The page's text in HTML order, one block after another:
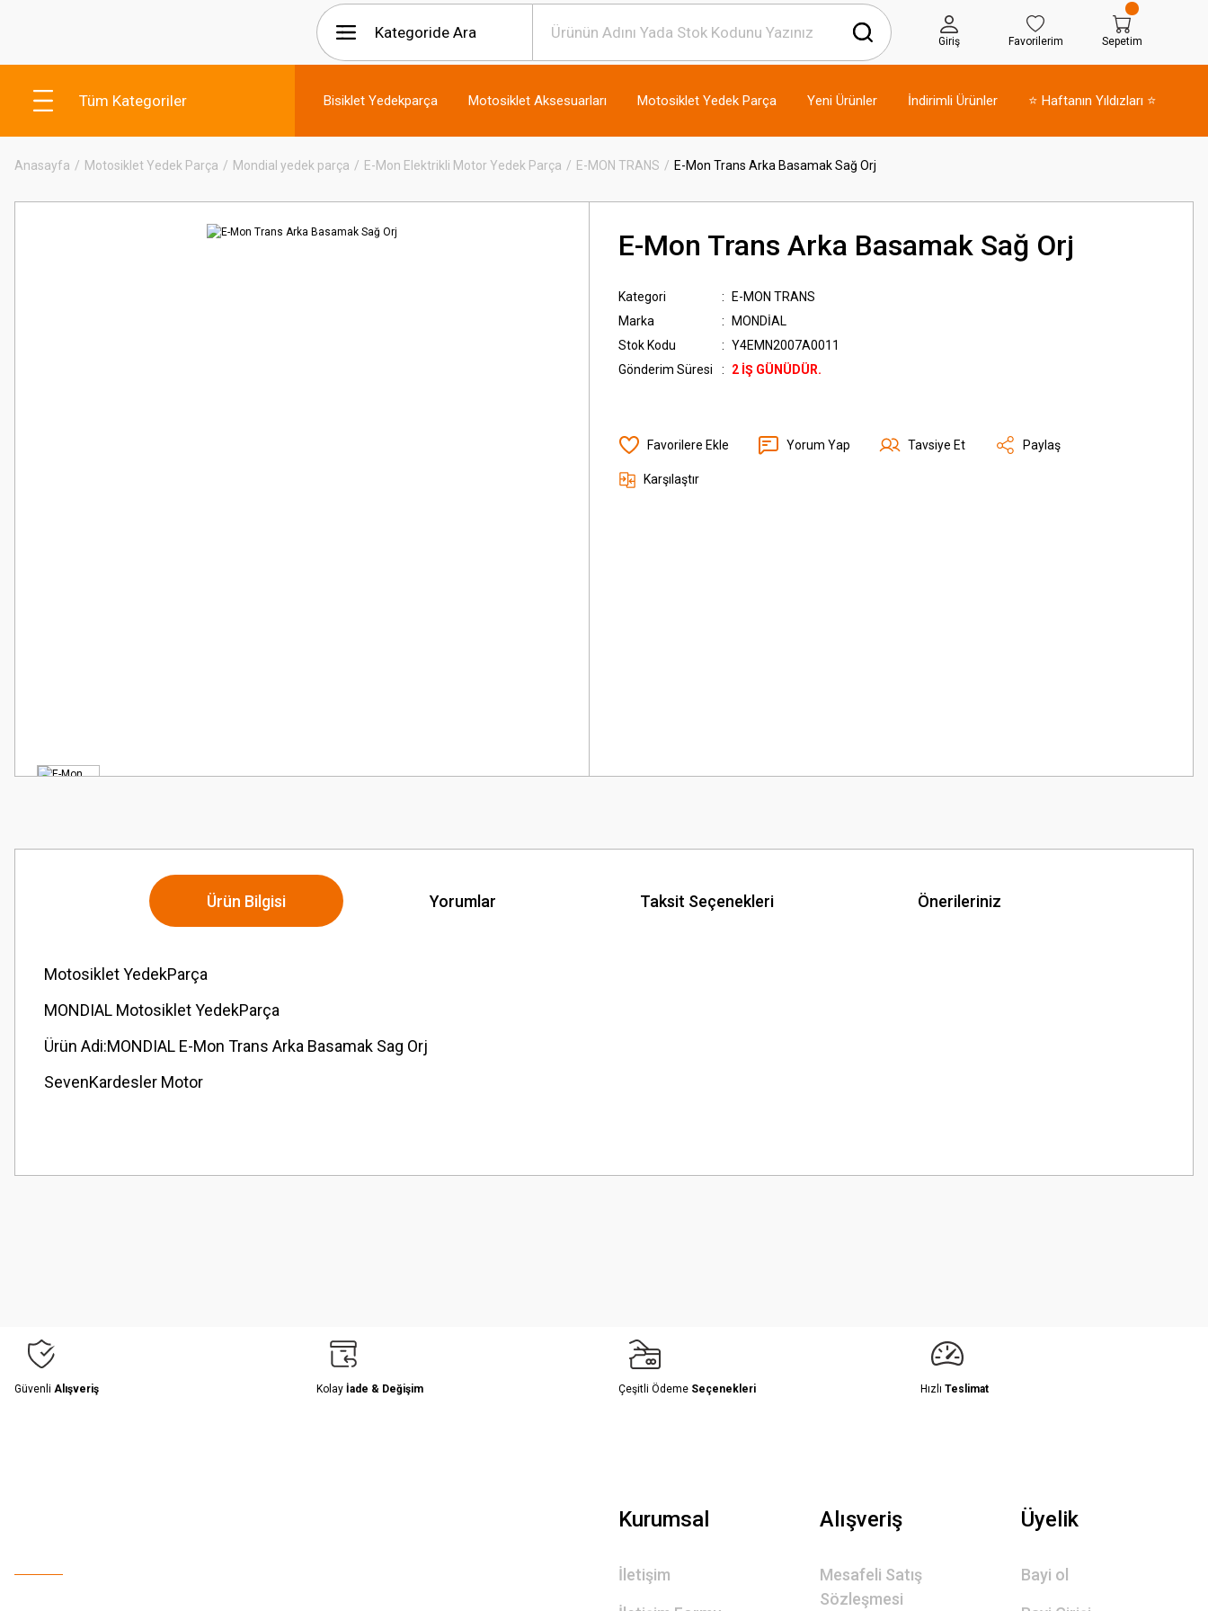
Giriş Favorilerim Sepetim
Tüm Kategoriler Bisiklet Yedekparça Motosiklet Aksesuarları Motosiklet Yedek Parça Yeni Ürünler İndirimli Ürünler ⭐ Haftanın Yıldızları ⭐
Anasayfa Motosiklet Yedek Parça Mondial yedek parça E-Mon Elektrikli Motor Yedek Parça E-MON TRANS E-Mon Trans Arka Basamak Sağ Orj
E-Mon Trans Arka Basamak Sağ Orj
Kategori
E-MON TRANS
Marka
MONDİAL
Stok Kodu
Y4EMN2007A0011
Gönderim Süresi
2 İŞ GÜNÜDÜR.
Yorum Yap Tavsiye Et Paylaş
Karşılaştır
Ürün Bilgisi Yorumlar Taksit Seçenekleri Önerileriniz
Motosiklet YedekParça
MONDIAL Motosiklet YedekParça
Ürün Adi:MONDIAL E-Mon Trans Arka Basamak Sag Orj
SevenKardesler Motor
Görüş ve önerileriniz için teşekkür ederiz.
Güvenli Alışveriş Kolay İade & Değişim Çeşitli Ödeme Seçenekleri Hızlı Teslimat
Kurumsal
İletişim
Alışveriş
Mesafeli Satış
Sözleşmesi
Üyelik
Bayi ol